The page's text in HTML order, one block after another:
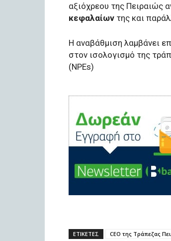
αξιόχρεου της Πειραιώς
κεφαλαίων της και
Η αναβάθμιση λαμβάνει
στον ισολογισμό της
(NPEs)
ΕΤΙΚΕΤΕΣ CEO της Τράπεζας